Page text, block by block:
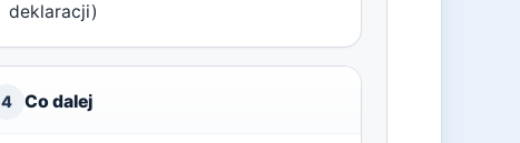
deklaracji)
4 Co dalej